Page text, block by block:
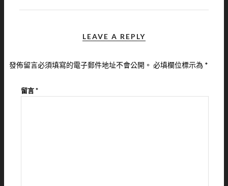
LEAVE A REPLY
發佈留言必須填寫的電子郵件地址不會公開。 必填欄位標示為 *
留言*